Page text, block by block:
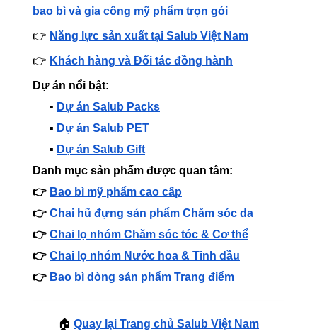
bao bì và gia công mỹ phẩm trọn gói
👉 Năng lực sản xuất tại Salub Việt Nam
👉 Khách hàng và Đối tác đồng hành
Dự án nổi bật:
▪️ Dự án Salub Packs
▪️ Dự án Salub PET
▪️ Dự án Salub Gift
Danh mục sản phẩm được quan tâm:
👉 Bao bì mỹ phẩm cao cấp
👉 Chai hũ đựng sản phẩm Chăm sóc da
👉 Chai lọ nhóm Chăm sóc tóc & Cơ thể
👉 Chai lọ nhóm Nước hoa & Tinh dầu
👉 Bao bì dòng sản phẩm Trang điểm
🏠 Quay lại Trang chủ Salub Việt Nam